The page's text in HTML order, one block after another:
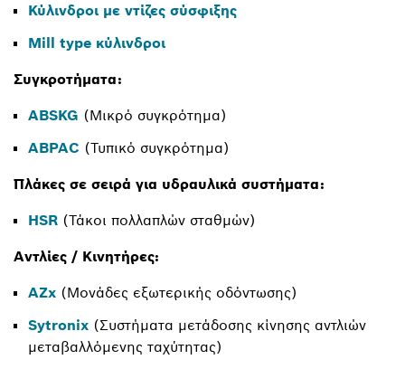
Κύλινδροι με ντίζες σύσφιξης
Mill type κύλινδροι
Συγκροτήματα:
ABSKG (Μικρό συγκρότημα)
ABPAC (Τυπικό συγκρότημα)
Πλάκες σε σειρά για υδραυλικά συστήματα:
HSR (Τάκοι πολλαπλών σταθμών)
Αντλίες / Κινητήρες:
AZx (Μονάδες εξωτερικής οδόντωσης)
Sytronix (Συστήματα μετάδοσης κίνησης αντλιών
μεταβαλλόμενης ταχύτητας)